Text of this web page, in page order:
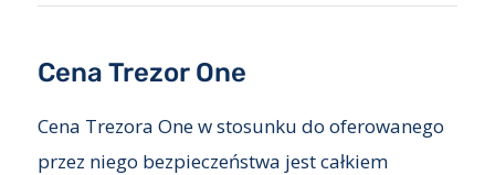
Cena Trezor One
Cena Trezora One w stosunku do oferowanego
przez niego bezpieczeństwa jest całkiem